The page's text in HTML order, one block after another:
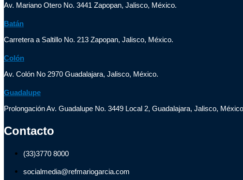
Av. Mariano Otero No. 3441 Zapopan, Jalisco, México.
Batán
Carretera a Saltillo No. 213 Zapopan, Jalisco, México.
Colón
Av. Colón No 2970 Guadalajara, Jalisco, México.
Guadalupe
Prolongación Av. Guadalupe No. 3449 Local 2, Guadalajara, Jalisco,
Contacto
(33)3770 8000
socialmedia@refmariogarcia.com